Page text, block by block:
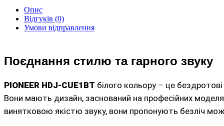
Опис
Відгуків (0)
Умови відправлення
Поєднання стилю та гарного звуку
PIONEER HDJ-CUE1BT білого кольору – це
Вони мають дизайн, заснований на професійних
винятковою якістю звуку, вони пропонують безліч